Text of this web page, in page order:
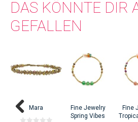
DAS KÖNNTE DIR
GEFALLEN
Mara
Fine Jewelry
Spring Vibes
Fine